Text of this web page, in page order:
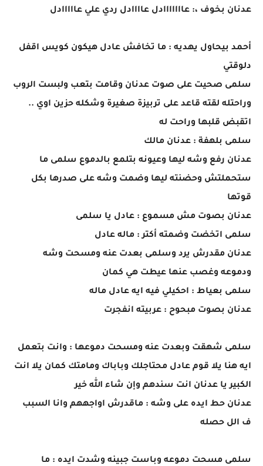
عدنان بخوف ،: عااااااادل عاااادل ردي علي عااااادل
أحمد بيحاول يهديه : ما تخافش عادل هيكون كويس اقفل
دلوقتي
سلمى صحيت على صوت عدنان وقامت بتعب ولبست الروب
وراحتله لقته قاعد على تربيزة صغيرة وشكله حزين اوي ..
اتقبض قلبها وراحت له
سلمى بلهفة : عدنان مالك
عدنان رفع وشه ليها وعيونه بتلمع بالدموع سلمى ما
ستحملتش وحضنته ليها وضمت وشه على صدرها بكل
قوتها
عدنان بصوت مش مسموع : عادل يا سلمى
سلمى اتخضت وضمته أكتر : ماله عادل
عدنان مقدرش يرد وسلمى بعدت عنه ومسحت وشه
ودموعه وغصب عنها عيطت هي كمان
سلمى بعياط : احكيلي فيه ايه عادل ماله
عدنان بصوت مبحوح : عربيته انفجرت
سلمى شهقت وبعدت عنه ومسحت دموعها : وانت بتعمل
ايه هنا يلا قوم عادل محتاجلك وباباك ومامتك كمان يلا انت
الكبير يا عدنان انت سندهم وإن شاء الله خير
عدنان حط ايده على وشه : ماقدرش اواجههم وانا السبب
ف الل حصله
سلمى مسحت دموعه وباست جبينه وشدت ايده : ما